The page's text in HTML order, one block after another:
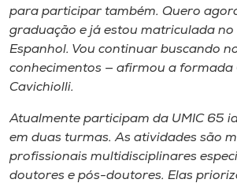
Selecione
o idioma
A-
para participar também. Quero
graduação e já estou matriculada no
Espanhol. Vou continuar buscando
conhecimentos — afirmou a formada
Cavichiolli.
Atualmente participam da UMIC 65
em duas turmas. As atividades são
profissionais multidisciplinares
doutores e pós-doutores. Elas